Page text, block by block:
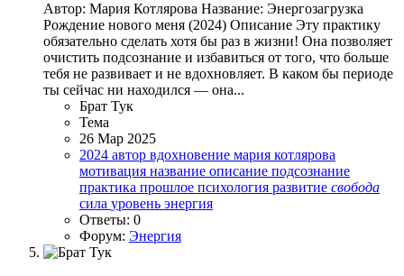
Автор: Мария Котлярова Название: Энергозагрузка
Рождение нового меня (2024) Описание Эту практику
обязательно сделать хотя бы раз в жизни! Она позволяет
очистить подсознание и избавиться от того, что больше
тебя не развивает и не вдохновляет. В каком бы периоде
ты сейчас ни находился — она...
Брат Тук
Тема
26 Мар 2025
2024 автор вдохновение мария котлярова
мотивация название описание подсознание
практика прошлое психология развитие свобода
сила уровень энергия
Ответы: 0
Форум: Энергия